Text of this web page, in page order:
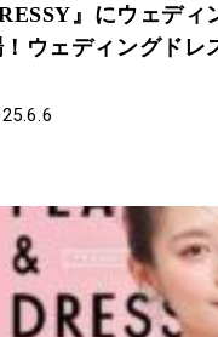
』にウェディ
！ウェディングドレ